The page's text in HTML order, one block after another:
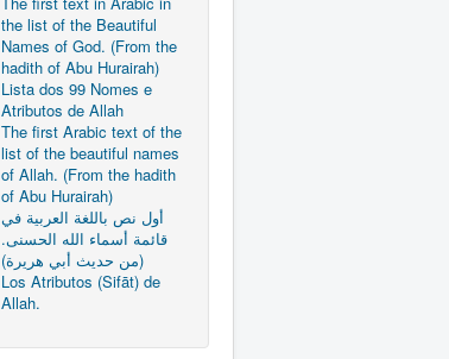
the list of the Beautiful
Names of God. (From the
hadith of Abu Hurairah)
Lista dos 99 Nomes e
Atributos de Allah
The first Arabic text of the
list of the beautiful names
of Allah. (From the hadith
of Abu Hurairah)
أول نص باللغة العربية في
قائمة أسماء الله الحسنى.
(من حديث أبي هريرة)
Los Atributos (Sifāt) de
Allah.